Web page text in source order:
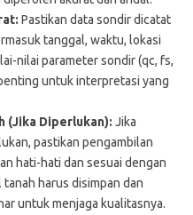
Pastikan data sondir dicatat
tanggal, waktu, lokasi
nilai parameter sondir (qc, fs,
untuk interpretasi yang
(Jika Diperlukan): Jika
pastikan pengambilan
hati-hati dan sesuai dengan
harus disimpan dan
untuk menjaga kualitasnya.